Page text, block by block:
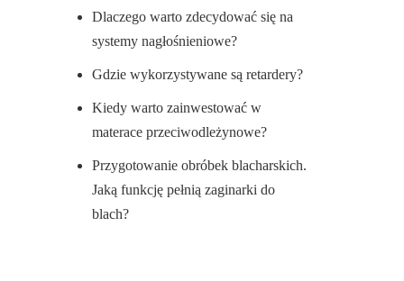
Dlaczego warto zdecydować się na
systemy nagłośnieniowe?
Gdzie wykorzystywane są retardery?
Kiedy warto zainwestować w
materace przeciwodleżynowe?
Przygotowanie obróbek blacharskich.
Jaką funkcję pełnią zaginarki do
blach?